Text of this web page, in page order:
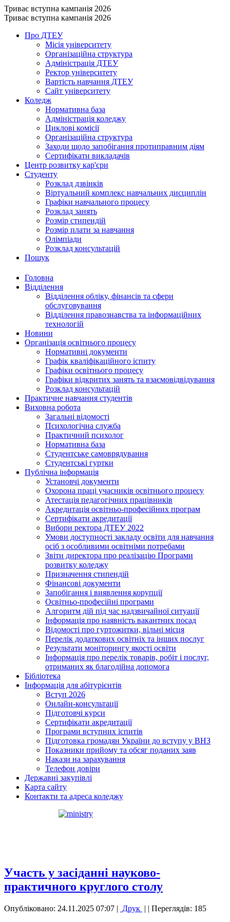
Триває вступна кампанія 2026
Триває вступна кампанія 2026
Про ДТЕУ
Місія університету
Організаційна структура
Адміністрація ДТЕУ
Ректор університету
Вартість навчання ДТЕУ
Сайт університету
Коледж
Нормативна база
Адміністрація коледжу
Циклові комісії
Організаційна структура
Заходи щодо запобігання протиправним діям
Сертифікати викладачів
Центр розвитку кар'єри
Студенту
Розклад дзвінків
Віртуальний комплекс навчальних дисциплін
Графіки навчального процесу
Розклад занять
Розмір стипендій
Розмір плати за навчання
Олімпіади
Розклад консультацій
Пошук
Головна
Відділення
Відділення обліку, фінансів та сфери
обслуговування
Відділення правознавства та інформаційних
технологій
Новини
Організація освітнього процесу
Нормативні документи
Графік кваліфікаційного іспиту
Графіки освітнього процесу
Графіки відкритих занять та взаємовідвідування
Розклад консультацій
Практичне навчання студентів
Виховна робота
Загальні відомості
Психологічна служба
Практичний психолог
Нормативна база
Студентське самоврядування
Студентські гуртки
Публічна інформація
Установчі документи
Охорона праці учасників освітнього процесу
Атестація педагогічних працівників
Акредитація освітньо-професійних програм
Сертифікати акредитації
Вибори ректора ДТЕУ 2022
Умови доступності закладу освіти для навчання
осіб з особливими освітніми потребами
Звіти директора про реалізацію Програми
розвитку коледжу
Призначення стипендій
Фінансові документи
Запобігання і виявлення корупції
Освітньо-професійні програми
Алгоритм дій під час надзвичайної ситуації
Інформація про наявність вакантних посад
Відомості про гуртожитки, вільні місця
Перелік додаткових освітніх та інших послуг
Результати моніторингу якості освіти
Інформація про перелік товарів, робіт і послуг,
отриманих як благодійна допомога
Бібліотека
Інформація для абітурієнтів
Вступ 2026
Онлайн-консультації
Підготовчі курси
Сертифікати акредитації
Програми вступних іспитів
Підготовка громадян України до вступу у ВНЗ
Показники прийому та обсяг поданих заяв
Накази на зарахування
Телефон довіри
Державні закупівлі
Карта сайту
Контакти та адреса коледжу
Участь у засіданні науково-
практичного круглого столу
Опубліковано: 24.11.2025 07:07 | Друк | | Переглядів: 185